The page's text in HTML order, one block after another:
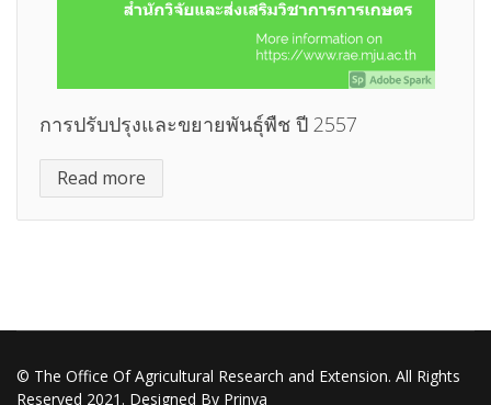
การปรับปรุงและขยายพันธุ์พืช ปี 2557
Read more
© The Office Of Agricultural Research and Extension. All Rights
Reserved 2021. Designed By Prinya